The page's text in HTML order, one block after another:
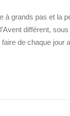
à grands pas et la
différent,
de chaque jour